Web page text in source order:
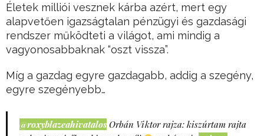
Életek milliói vesznek kárba azért, mert egy
alapvetően igazságtalan pénzügyi és gazdasági
rendszer működteti a világot, ami mindig a
vagyonosabbaknak “oszt vissza”.
Míg a gazdag egyre gazdagabb, addig a szegény,
egyre szegényebb…
@roxyblazeahivatalos Orbán Viktor rajza: kiszúrtam rajta